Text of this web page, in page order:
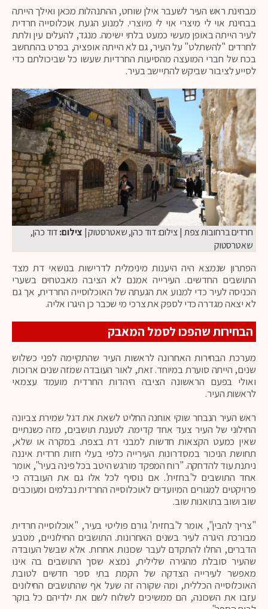
מבחינת ראש העיר לשעבר אילן שוחט, ההתנהלות מכאן ואילך הייתה
בבחינת אוי לי מיצרי אוי לי מיוצרי. למנוע הגעת אוכלוסייה חרדית
לעיר הייתה באופן מעשי כמעט בלתי ישימה. מנגד, להעלים עין ולתת
לחרדים "להשתלט" על העיר, גם לא הייתה אופציה, בפרט בהתחשב
בכח של חברי המועצה מהסיעות החרדיות שעשו כל שביכולתם כדי
לסייע לציבור שביקש להתיישב בעיר.
חרדים ברחובות צפת | צילום: דוד כהן, שאטרסטוק| צילום:דוד כהן,
שאטרסטוק
הפתרון שנמצא היה היענות מינימלית לדרישות בנושאי דת מצד
התושבים החדשים. העירייה אמנם לא הציבה מאבטחים בשערי
הכניסה לעיר כדי למנוע את הגעתה של האוכלוסייה החרדית, אך גם
לא יצאה מגדרה כדי לספק את צרכי מי שכבר כן היגרו אליה.
הבחירות שהפכו לסמל המאבק
מערכת הבחירות האחרונה לראשות העיר שהתקיימה לפני כשלוש
שנים, הייתה סוערת במיוחד. זאת, לאור העובדה שמזה שנים ארוכות
ואולי בפעם הראשונה הציבה היהדות החרדית מועמד עצמאי
לראשות העיר.
ראש העיר הנבחר שוקי אוחנה החליט לשאת את דגל שמירת צביונה
החילוני של העיר צעד אחד קדימה. לטענת תושבים, מזה כשנתיים
שאין כמעט הקצאות חדשות למבני דת בצפת. במקרה או שלא,
תחושת הניכור במסדרונות העירייה כלפי בעלי חזות חרדית איננה
ניתנת עוד להדחקה. "רוח המפקד מורגש היטב בכל פינה בעיר", אומר
אחד התושבים ל'בחזית'. אם נוסיף לכל אלו גם את העובדה כי
פרויקטים למגורים המיועדים לאוכלוסייה החרדית נבלמים ומעוכבים
שוב ושוב בתואנות שוב.
"צריך להבין", אומר ל'בחזית' גורם פוליטי בעיר, "אוכלוסייה חרדית
מבורכת היגרה לעיר בשנים האחרונות. התושבים החילוניים, מטבע
הדברים, החלו להתקדם לעבר שכונות אחרות. אלא שבשל העובדה
שהעיר סובלת מהגירה שלילית, נמצא שסך התושבים בה אינו
מאפשר לעירייה הצדקה של הקמת בתי ספר חדשים לטובת
האוכלוסייה הכללית, ומה שקורה זה שעל אף שהתושבים החילונים
עזבו את השכונה, הם ממשיכים לשלוח לשם את ילדיהם כל בוקר